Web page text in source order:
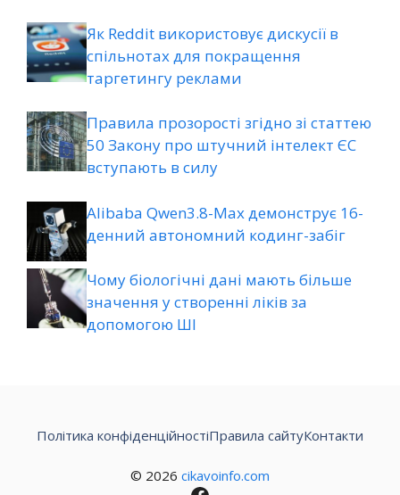
Як Reddit використовує дискусії в
спільнотах для покращення
таргетингу реклами
Правила прозорості згідно зі статтею
50 Закону про штучний інтелект ЄС
вступають в силу
Alibaba Qwen3.8-Max демонструє 16-
денний автономний кодинг-забіг
Чому біологічні дані мають більше
значення у створенні ліків за
допомогою ШІ
© 2026 cikavoinfo.com
Політика конфіденційностіПравила сайтуКонтакти